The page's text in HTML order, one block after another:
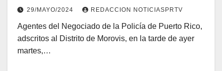
29/MAYO/2024 REDACCION NOTICIASPRTV
Agentes del Negociado de la Policía de Puerto Rico,
adscritos al Distrito de Morovis, en la tarde de ayer
martes,…